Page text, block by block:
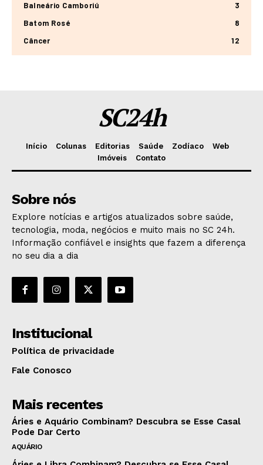
Balneário Camboriú
3
Batom Rosé
8
Câncer
12
SC24h
Início Colunas Editorias Saúde Zodíaco
Web
Imóveis
Contato
Sobre nós
Explore notícias e artigos atualizados sobre saúde,
tecnologia, moda, negócios e muito mais no SC 24h.
Informação confiável e insights que fazem a diferença
no seu dia a dia
Institucional
Política de privacidade
Fale Conosco
Mais recentes
Áries e Aquário Combinam? Descubra se Esse Casal
Pode Dar Certo
AQUÁRIO